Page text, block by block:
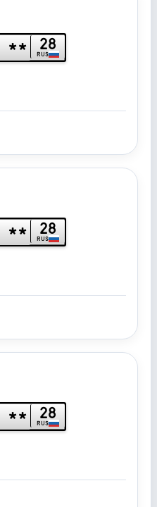
** 28
RUS
** 28
RUS
** 28
RUS